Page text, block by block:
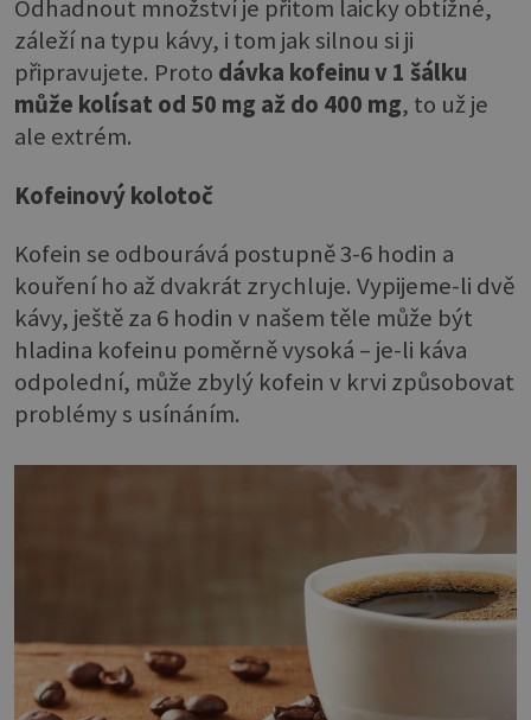
Odhadnout množství je přitom laicky obtížné,
záleží na typu kávy, i tom jak silnou si ji
připravujete. Proto dávka kofeinu v 1 šálku
může kolísat od 50 mg až do 400 mg, to už je
ale extrém.
Kofeinový kolotoč
Kofein se odbourává postupně 3-6 hodin a
kouření ho až dvakrát zrychluje. Vypijeme-li dvě
kávy, ještě za 6 hodin v našem těle může být
hladina kofeinu poměrně vysoká – je-li káva
odpolední, může zbylý kofein v krvi způsobovat
problémy s usínáním.